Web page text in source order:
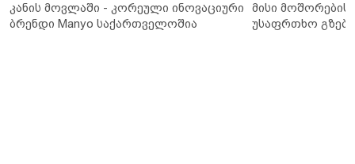
კანის მოვლაში - კორეული ინოვაციური
ბრენდი Manyo საქართველოშია
მისი მოშორების
უსაფრთხო გზები